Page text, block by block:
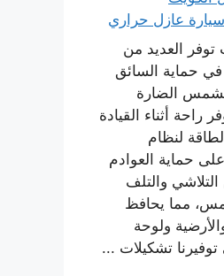
العديد من
في حماية السائق
الضارة
راحة أثناء القيادة
لنظام
حماية العوادم
التلاشي والتلف
مما يحافظ
ولوحة
توفيرنا تشكيلات ...